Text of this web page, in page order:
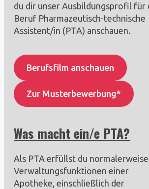
du dir unser Ausbildungsprofil für
Beruf Pharmazeutisch-technische
Assistent/in (PTA) anschauen.
Berufsfilm anschauen
Zur Musterbewerbung*
Was macht ein/e PTA?
Als PTA erfüllst du
Verwaltungsfunktionen einer
Apotheke, einschließlich der